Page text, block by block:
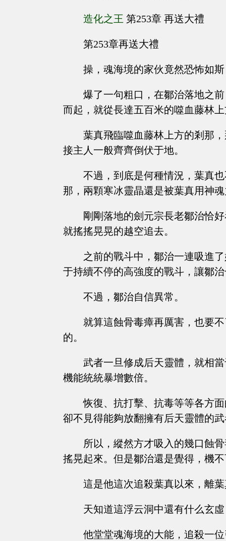
造化之王 第253章 再送大禮
第253章再送大禮
操，魂海境的家伙竟然恐怖如斯
爆了一句粗口，在鄒治落地之
而起，就從長達五百米的噬血藤林
葉真飛臨噬血藤林上方的剎那
接主人一般齊齊倒伏于地。
不過，到底是何種情況，葉真
那，兩顆寒冰靈晶還是被葉真用神
剛剛落地的劍元宗長老鄒治恰
就搖搖晃晃的越空追去。
之前的戰斗中，鄒治一連吸進
于持續不停的高強度的戰斗，讓鄒
不過，鄒治自信異常。
就算這蝕骨毒瘴再厲害，也要
的。
武者一旦修成后天靈體，就相
機能統統暴增數倍。
恢復、抗打擊、抗毒等等各方
卻不見得能夠放翻擁有后天靈體的
所以，縱然方才吸入的幾口蝕
搖晃起來。但是鄒治還是覺得，機
這是他這次追殺葉真以來，離
天知道這浮云洞中還有什么玄
他堂堂魂海境的大能，追殺一